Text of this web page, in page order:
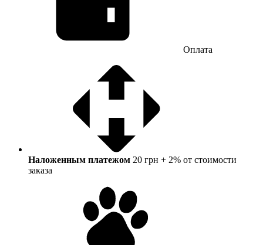
Оплата
Наложенным платежом 20 грн + 2% от стоимости
заказа